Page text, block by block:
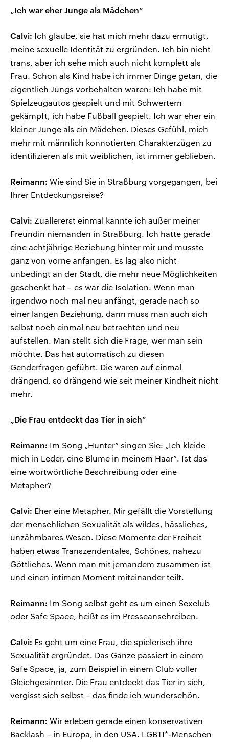
„Ich war eher Junge als Mädchen“
Calvi: Ich glaube, sie hat mich mehr dazu ermutigt,
meine sexuelle Identität zu ergründen. Ich bin nicht
trans, aber ich sehe mich auch nicht komplett als
Frau. Schon als Kind habe ich immer Dinge getan, die
eigentlich Jungs vorbehalten waren: Ich habe mit
Spielzeugautos gespielt und mit Schwertern
gekämpft, ich habe Fußball gespielt. Ich war eher ein
kleiner Junge als ein Mädchen. Dieses Gefühl, mich
mehr mit männlich konnotierten Charakterzügen zu
identifizieren als mit weiblichen, ist immer geblieben.
Reimann: Wie sind Sie in Straßburg vorgegangen, bei
Ihrer Entdeckungsreise?
Calvi: Zuallererst einmal kannte ich außer meiner
Freundin niemanden in Straßburg. Ich hatte gerade
eine achtjährige Beziehung hinter mir und musste
ganz von vorne anfangen. Es lag also nicht
unbedingt an der Stadt, die mehr neue Möglichkeiten
geschenkt hat – es war die Isolation. Wenn man
irgendwo noch mal neu anfängt, gerade nach so
einer langen Beziehung, dann muss man auch sich
selbst noch einmal neu betrachten und neu
aufstellen. Man stellt sich die Frage, wer man sein
möchte. Das hat automatisch zu diesen
Genderfragen geführt. Die waren auf einmal
drängend, so drängend wie seit meiner Kindheit nicht
mehr.
„Die Frau entdeckt das Tier in sich“
Reimann: Im Song „Hunter“ singen Sie: „Ich kleide
mich in Leder, eine Blume in meinem Haar“. Ist das
eine wortwörtliche Beschreibung oder eine
Metapher?
Calvi: Eher eine Metapher. Mir gefällt die Vorstellung
der menschlichen Sexualität als wildes, hässliches,
unzähmbares Wesen. Diese Momente der Freiheit
haben etwas Transzendentales, Schönes, nahezu
Göttliches. Wenn man mit jemandem zusammen ist
und einen intimen Moment miteinander teilt.
Reimann: Im Song selbst geht es um einen Sexclub
oder Safe Space, heißt es im Presseanschreiben.
Calvi: Es geht um eine Frau, die spielerisch ihre
Sexualität ergründet. Das Ganze passiert in einem
Safe Space, ja, zum Beispiel in einem Club voller
Gleichgesinnter. Die Frau entdeckt das Tier in sich,
vergisst sich selbst – das finde ich wunderschön.
Reimann: Wir erleben gerade einen konservativen
Backlash – in Europa, in den USA. LGBTI*-Menschen